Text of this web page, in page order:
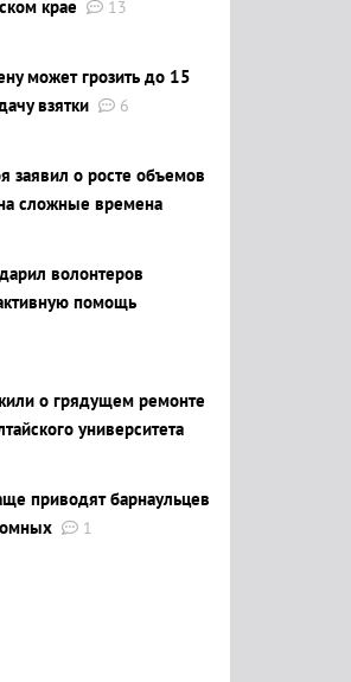
крае
13
может грозить до 15
взятки
6
заявил о росте объемов
сложные времена
волонтеров
помощь
о грядущем ремонте
университета
приводят барнаульцев
1